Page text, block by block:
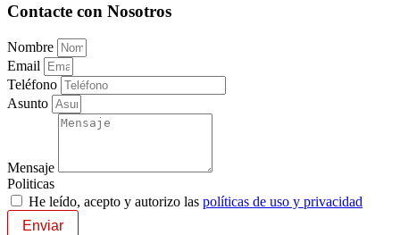
Contacte con Nosotros
Nombre
Email
Teléfono
Asunto
Mensaje
Politicas
He leído, acepto y autorizo las políticas de uso y privacidad
Enviar